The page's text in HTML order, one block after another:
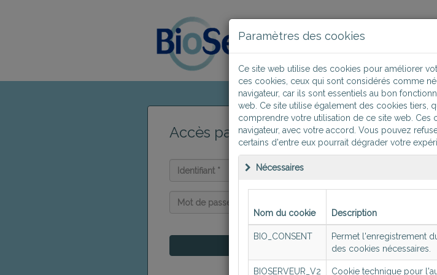
Accès par mot de passe
Me connecter à BioServeur
Paramètres des cookies
Ce site web utilise des cookies pour améliorer
ces cookies, ceux qui sont considérés comme
navigateur, car ils sont essentiels au bon
web. Ce site utilise également des cookies tiers,
comprendre votre utilisation de ce site web. Ces
navigateur, avec votre accord. Vous pouvez
certains d'entre eux pourrait dégrader votre
Nécessaires
Nom du cookie Description
BIO_ CONSENT
Permet l'enregistrement
des cookies nécessaires.
BIOSERVEUR _V2
Cookie technique pour